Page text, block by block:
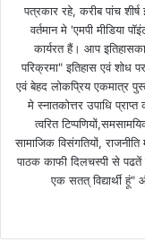
पत्रकार रहे, करीब पांच
वर्तमान मे 'एमपी मीडिया
कार्यरत हैं। आप
परिक्रमा" इतिहास एवं शोध
एवं बेहद लोकप्रिय एकमात्र
मे स्नातकोत्तर उपाधि
त्वरित
सामाजिक विसंगतियों,
पाठक काफी दिलचस्पी से
एक सतत् विद्यार्थी